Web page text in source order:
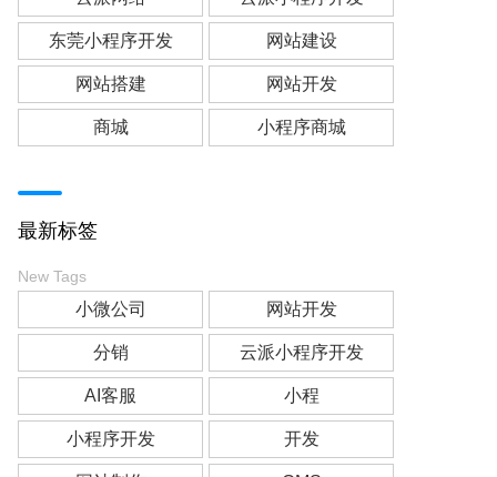
东莞小程序开发 网站建设
网站搭建 网站开发
商城 小程序商城
最新标签
New Tags
小微公司 网站开发
分销 云派小程序开发
AI客服 小程
小程序开发 开发